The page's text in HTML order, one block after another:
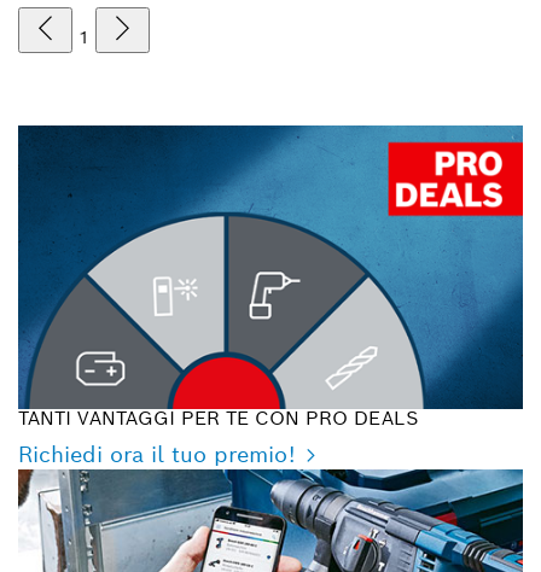
1
TANTI VANTAGGI PER TE CON PRO DEALS
Richiedi ora il tuo premio!